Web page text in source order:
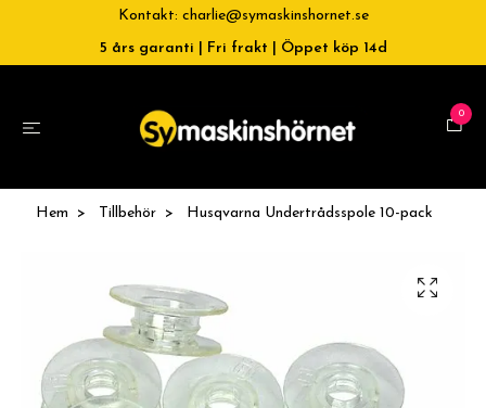
Kontakt: charlie@symaskinshornet.se
5 års garanti | Fri frakt | Öppet köp 14d
0
Hem Tillbehör Husqvarna Undertrådsspole 10-pack